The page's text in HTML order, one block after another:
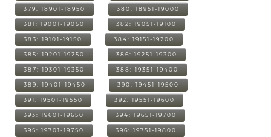
379: 18901-18950 380: 18951-19000
381: 19001-19050 382: 19051-19100
383: 19101-19150 384: 19151-19200
385: 19201-19250 386: 19251-19300
387: 19301-19350 388: 19351-19400
389: 19401-19450 390: 19451-19500
391: 19501-19550 392: 19551-19600
393: 19601-19650 394: 19651-19700
395: 19701-19750 396: 19751-19800